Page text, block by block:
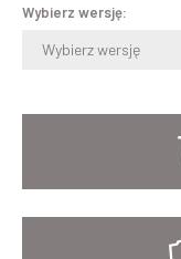
Wybierz wersję:
Wybierz wersję